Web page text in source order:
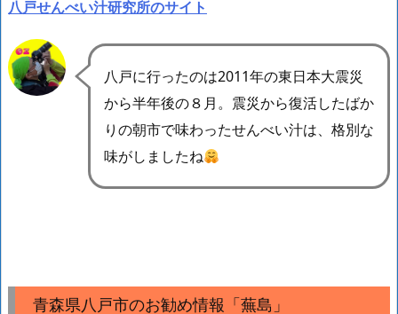
八戸せんべい汁研究所のサイト
八戸に行ったのは2011年の東日本大震災
から半年後の８月。震災から復活したばか
りの朝市で味わったせんべい汁は、格別な
味がしましたね
青森県八戸市のお勧め情報「蕪島」